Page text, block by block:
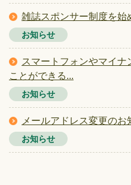
雑誌スポンサー制度を始
お知らせ
スマートフォンやマイナ
ことができる...
お知らせ
メールアドレス変更のお
お知らせ